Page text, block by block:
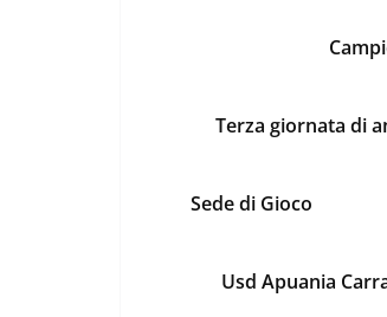
Terza giornata di
Sede di Gioco
Usd Apuania